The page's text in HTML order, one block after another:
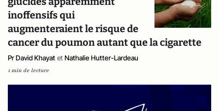
inoffensifs qui
augmenteraient le risque de
cancer du poumon autant que la cigarette
Pr David Khayat et Nathalie Hutter-Lardeau
1 min de lecture